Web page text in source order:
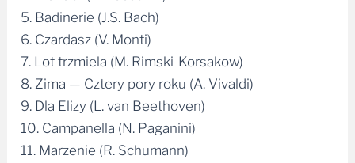
5. Badinerie (J.S. Bach)
6. Czardasz (V. Monti)
7. Lot trzmiela (M. Rimski-Korsakow)
8. Zima — Cztery pory roku (A. Vivaldi)
9. Dla Elizy (L. van Beethoven)
10. Campanella (N. Paganini)
11. Marzenie (R. Schumann)